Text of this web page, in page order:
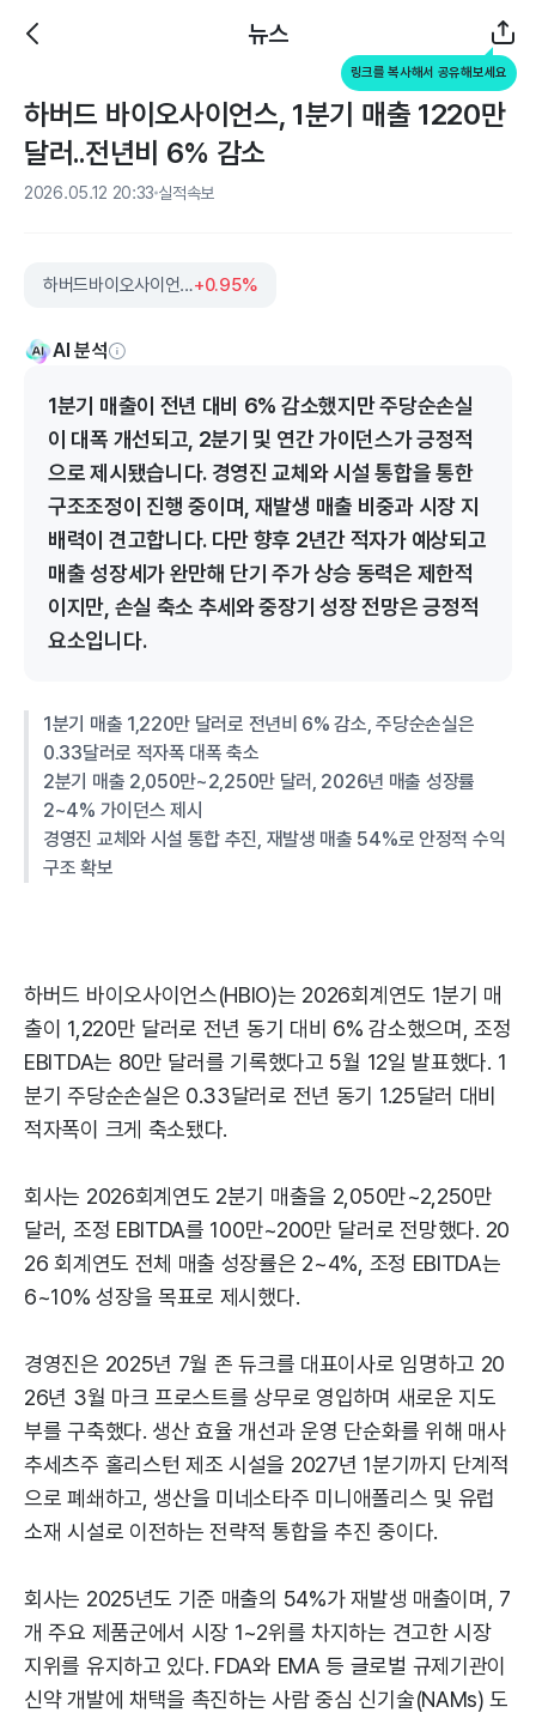
뉴스
링크를 복사해서 공유해보세요
하버드 바이오사이언스, 1분기 매출 1220만
달러..전년비 6% 감소
2026.05.12 20:33 실적속보
하버드바이오사이언스+0.95%
AI 분석
1분기 매출이 전년 대비 6% 감소했지만 주당순손실
이 대폭 개선되고, 2분기 및 연간 가이던스가 긍정적
으로 제시됐습니다. 경영진 교체와 시설 통합을 통한
구조조정이 진행 중이며, 재발생 매출 비중과 시장 지
배력이 견고합니다. 다만 향후 2년간 적자가 예상되고
매출 성장세가 완만해 단기 주가 상승 동력은 제한적
이지만, 손실 축소 추세와 중장기 성장 전망은 긍정적
요소입니다.
1분기 매출 1,220만 달러로 전년비 6% 감소, 주당순손실은
0.33달러로 적자폭 대폭 축소
2분기 매출 2,050만~2,250만 달러, 2026년 매출 성장률
2~4% 가이던스 제시
경영진 교체와 시설 통합 추진, 재발생 매출 54%로 안정적 수익
구조 확보
하버드 바이오사이언스(HBIO)는 2026회계연도 1분기 매
출이 1,220만 달러로 전년 동기 대비 6% 감소했으며, 조정
EBITDA는 80만 달러를 기록했다고 5월 12일 발표했다. 1
분기 주당순손실은 0.33달러로 전년 동기 1.25달러 대비
적자폭이 크게 축소됐다.
회사는 2026회계연도 2분기 매출을 2,050만~2,250만
달러, 조정 EBITDA를 100만~200만 달러로 전망했다. 20
26 회계연도 전체 매출 성장률은 2~4%, 조정 EBITDA는
6~10% 성장을 목표로 제시했다.
경영진은 2025년 7월 존 듀크를 대표이사로 임명하고 20
26년 3월 마크 프로스트를 상무로 영입하며 새로운 지도
부를 구축했다. 생산 효율 개선과 운영 단순화를 위해 매사
추세츠주 홀리스턴 제조 시설을 2027년 1분기까지 단계적
으로 폐쇄하고, 생산을 미네소타주 미니애폴리스 및 유럽
소재 시설로 이전하는 전략적 통합을 추진 중이다.
회사는 2025년도 기준 매출의 54%가 재발생 매출이며, 7
개 주요 제품군에서 시장 1~2위를 차지하는 견고한 시장
지위를 유지하고 있다. FDA와 EMA 등 글로벌 규제기관이
신약 개발에 채택을 촉진하는 사람 중심 신기술(NAMs) 도